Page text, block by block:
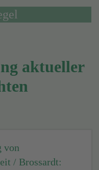
aktueller
von
/ Brossardt: